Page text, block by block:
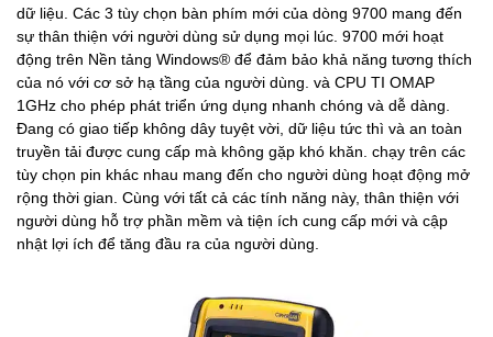
dữ liệu. Các 3 tùy chọn bàn phím mới của dòng 9700 mang đến
sự thân thiện với người dùng sử dụng mọi lúc. 9700 mới hoạt
động trên Nền tảng Windows® để đảm bảo khả năng tương thích
của nó với cơ sở hạ tầng của người dùng. và CPU TI OMAP
1GHz cho phép phát triển ứng dụng nhanh chóng và dễ dàng.
Đang có giao tiếp không dây tuyệt vời, dữ liệu tức thì và an toàn
truyền tải được cung cấp mà không gặp khó khăn. chạy trên các
tùy chọn pin khác nhau mang đến cho người dùng hoạt động mở
rộng thời gian. Cùng với tất cả các tính năng này, thân thiện với
người dùng hỗ trợ phần mềm và tiện ích cung cấp mới và cập
nhật lợi ích để tăng đầu ra của người dùng.